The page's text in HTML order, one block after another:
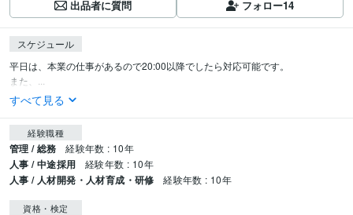
出品者に質問 フォロー14
スケジュール
平日は、本業の仕事があるので20:00以降でしたら対応可能です。
また、...
すべて見る
経験職種
管理 / 総務 経験年数 : 10年
人事 / 中途採用 経験年数 : 10年
人事 / 人材開発・人材育成・研修 経験年数 : 10年
資格・検定